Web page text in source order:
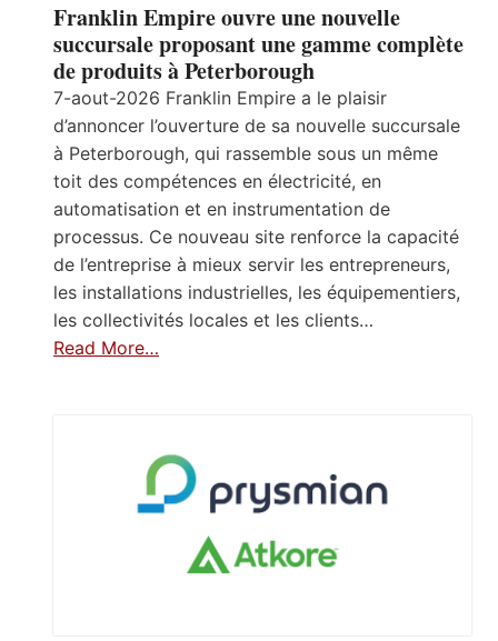
Franklin Empire ouvre une nouvelle
succursale proposant une gamme complète
de produits à Peterborough
7-aout-2026 Franklin Empire a le plaisir
d’annoncer l’ouverture de sa nouvelle succursale
à Peterborough, qui rassemble sous un même
toit des compétences en électricité, en
automatisation et en instrumentation de
processus. Ce nouveau site renforce la capacité
de l’entreprise à mieux servir les entrepreneurs,
les installations industrielles, les équipementiers,
les collectivités locales et les clients…
Read More…